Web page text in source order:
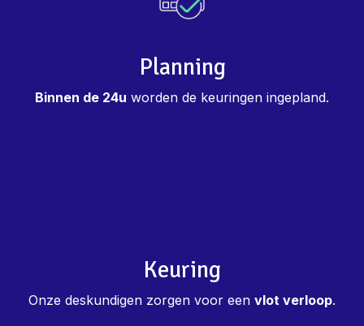
Planning
Binnen de 24u worden de keuringen ingepland.
Keuring
Onze deskundigen zorgen voor een vlot verloop.